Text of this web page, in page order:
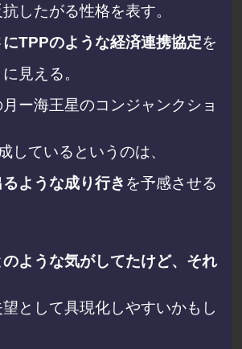
したがる性格を表す。
にTPPのような経済連携協定を
見える。
ー海王星のコンジャンクショ
しているというのは、
ような成り行き を予感させる
のような気がしてたけど、それ
として具現化しやすいかもし